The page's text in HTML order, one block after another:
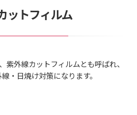
ットフィルム
紫外線カットフィルムとも呼ばれ、
・日焼け対策になります。